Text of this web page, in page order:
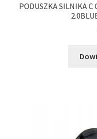
PODUSZKA SILNIKA C